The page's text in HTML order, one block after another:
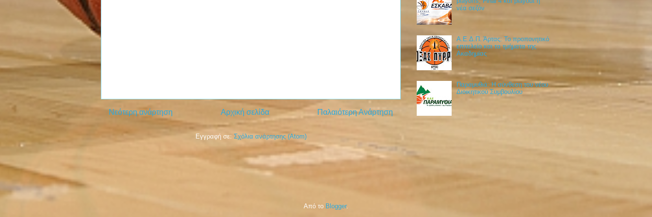
Νεότερη ανάρτηση Παλαιότερη Ανάρτηση
Αρχική σελίδα
Εγγραφή σε: Σχόλια ανάρτησης (Atom)
νέα σεζόν
Α.Ε.Δ.Π. Άρτας: Το προπονητικό
επιτελείο και τα τμήματα της
Ακαδημίας
Παραμυθιά: Η σύνθεση του νέου
Διοικητικού Συμβουλίου
Από το Blogger.